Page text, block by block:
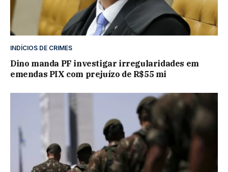
INDÍCIOS DE CRIMES
Dino manda PF investigar irregularidades em
emendas PIX com prejuízo de R$55 mi